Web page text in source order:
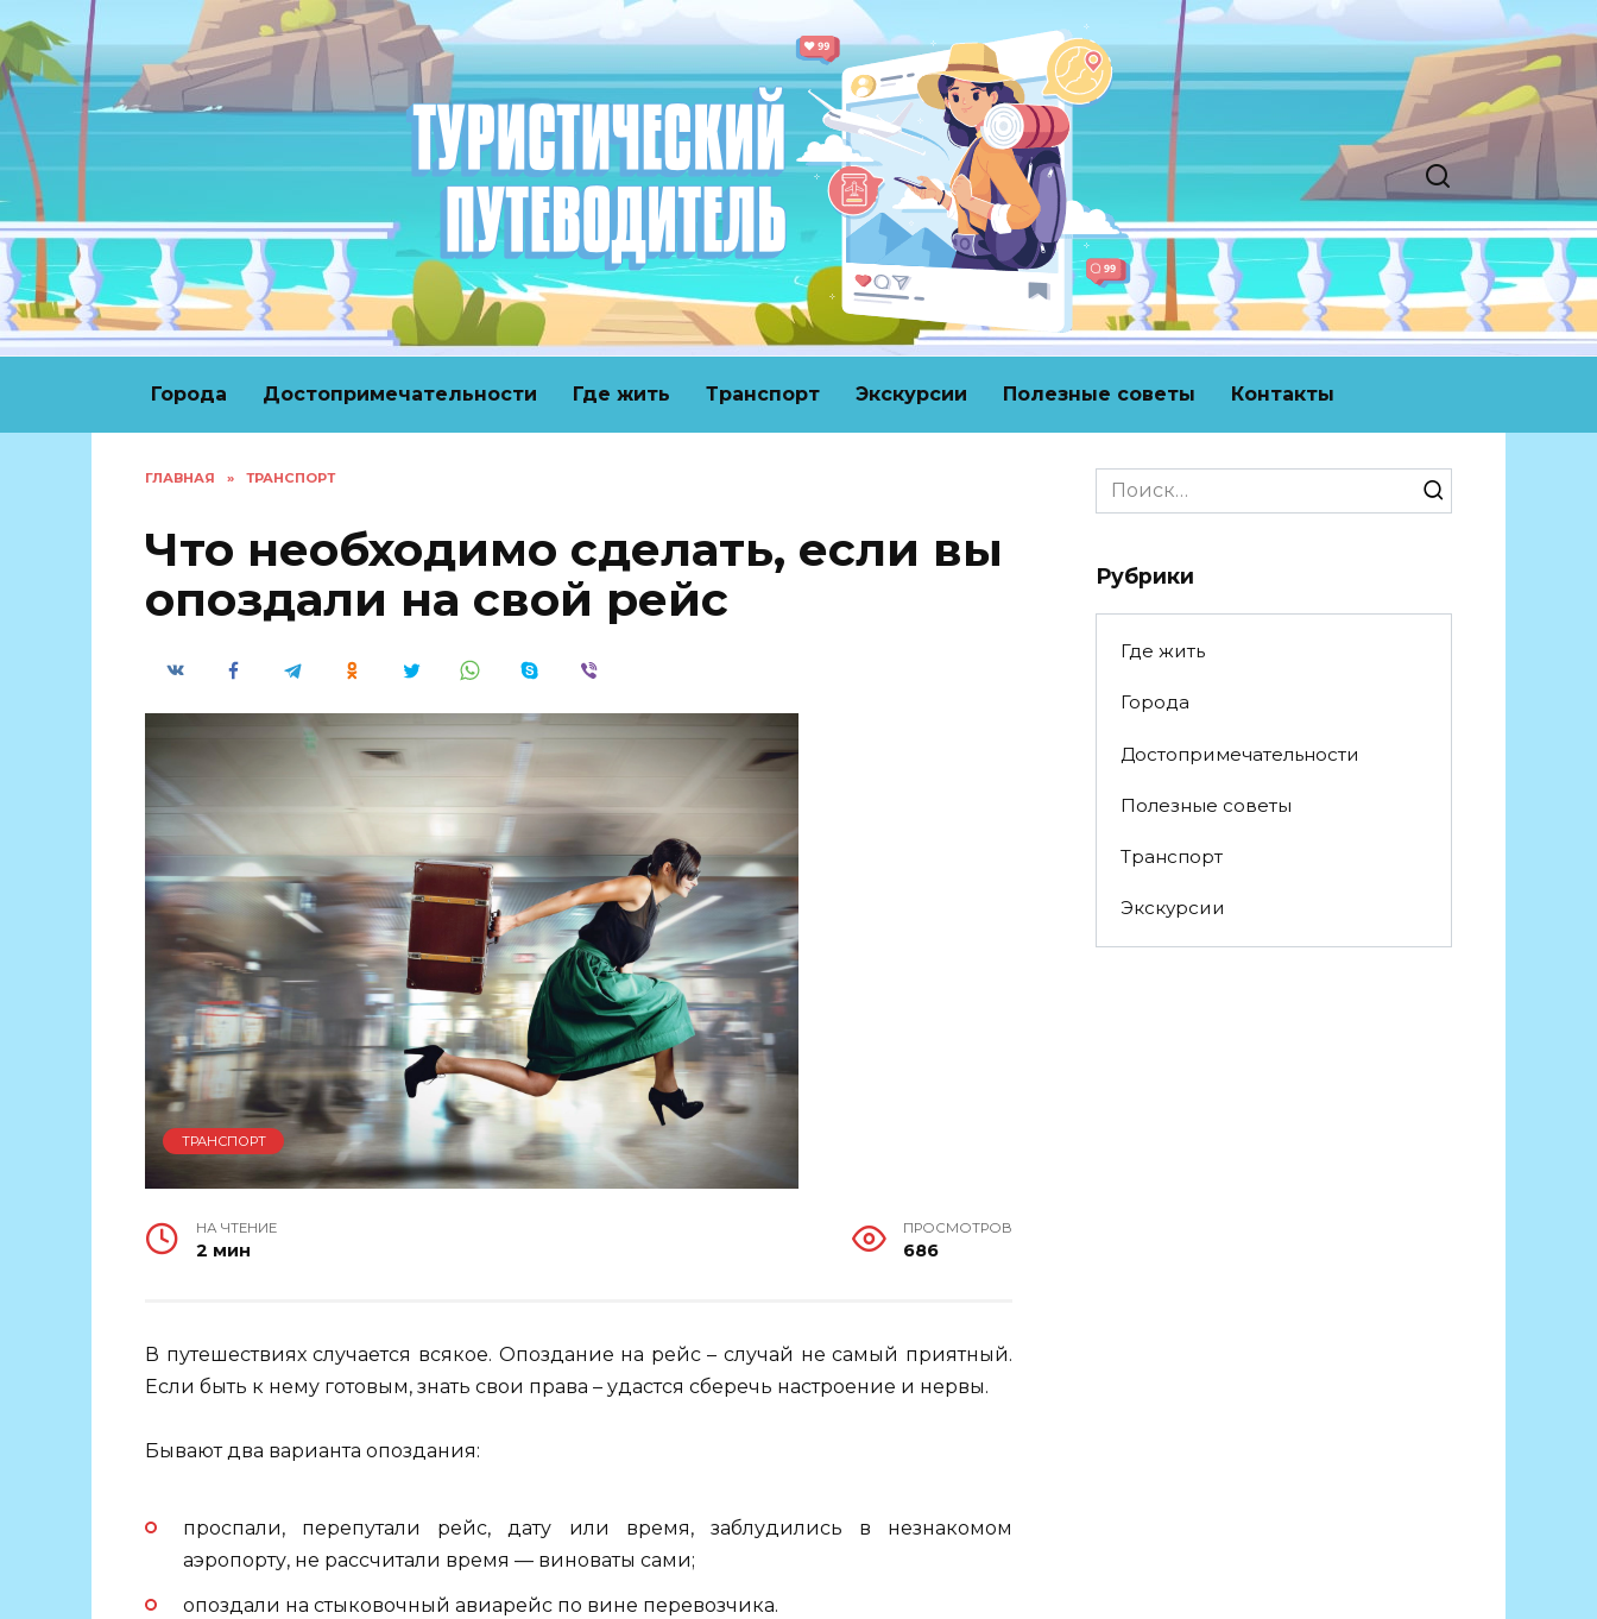
к
содержанию
Города Достопримечательности Где жить Транспорт Экскурсии Полезные советы Контакты
ГЛАВНАЯ » ТРАНСПОРТ
Что необходимо сделать, если вы
опоздали на свой рейс
ТРАНСПОРТ
НА ЧТЕНИЕ
2 мин
ПРОСМОТРОВ
686
В путешествиях случается всякое. Опоздание на рейс – случай не самый приятный.
Если быть к нему готовым, знать свои права – удастся сберечь настроение и нервы.
Бывают два варианта опоздания:
проспали, перепутали рейс, дату или время, заблудились в незнакомом
аэропорту, не рассчитали время — виноваты сами;
опоздали на стыковочный авиарейс по вине перевозчика.
Search
for:
Рубрики
Где жить
Города
Достопримечательности
Полезные советы
Транспорт
Экскурсии